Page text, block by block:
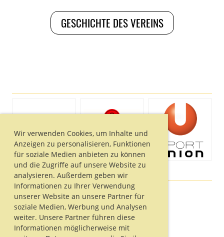
Wir verwenden Cookies, um Inhalte und
Anzeigen zu personalisieren, Funktionen
für soziale Medien anbieten zu können
und die Zugriffe auf unsere Website zu
analysieren. Außerdem geben wir
Informationen zu Ihrer Verwendung
unserer Website an unsere Partner für
soziale Medien, Werbung und Analysen
weiter. Unsere Partner führen diese
Informationen möglicherweise mit
GESCHICHTE DES VEREINS
© TrumerTriTeam
Erstellt mit ClubDesk Vereinssoftware